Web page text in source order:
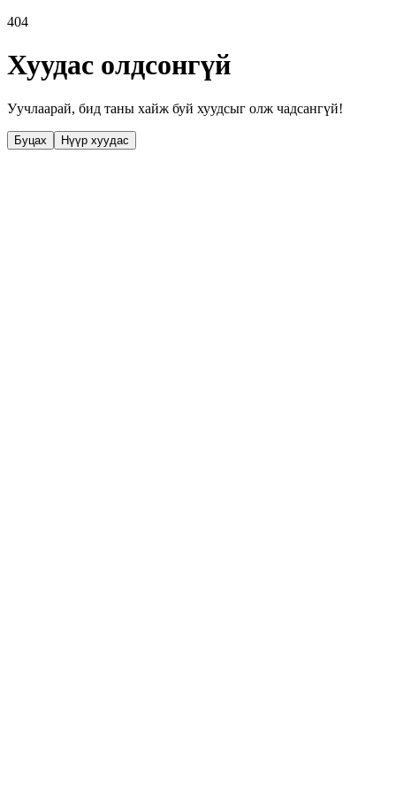
404
Хуудас олдсонгүй
Уучлаарай, бид таны хайж буй хуудсыг олж чадсангүй!
Буцах Нүүр хуудас